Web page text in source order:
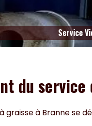
Service
du
graisse à Branne se